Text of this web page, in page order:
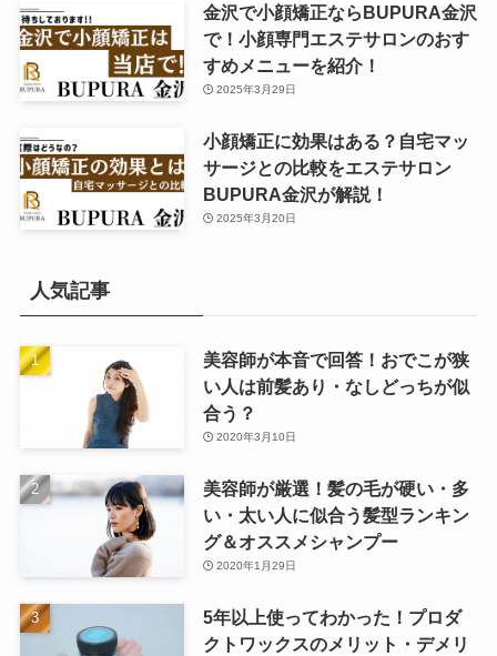
金沢で小顔矯正ならBUPURA金沢
で！小顔専門エステサロンのおす
すめメニューを紹介！
2025年3月29日
小顔矯正に効果はある？自宅マッ
サージとの比較をエステサロン
BUPURA金沢が解説！
2025年3月20日
人気記事
美容師が本音で回答！おでこが狭
い人は前髪あり・なしどっちが似
合う？
2020年3月10日
美容師が厳選！髪の毛が硬い・多
い・太い人に似合う髪型ランキン
グ＆オススメシャンプー
2020年1月29日
5年以上使ってわかった！プロダ
クトワックスのメリット・デメリ